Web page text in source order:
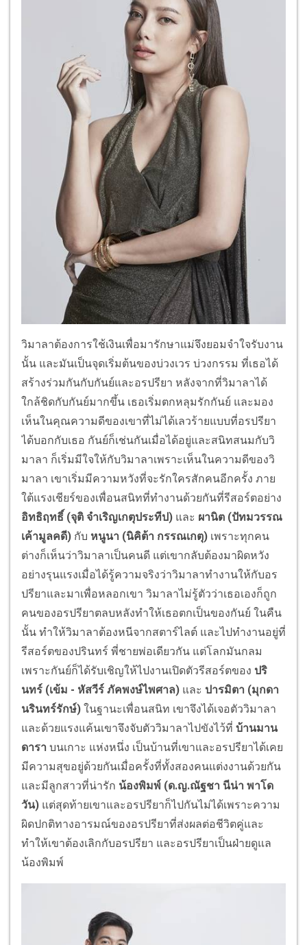
วิมาลาต้องการใช้เงินเพื่อมารักษาแม่จึงยอมจำใจรับงาน
นั้น และมันเป็นจุดเริ่มต้นของบ่วงเวร บ่วงกรรม ที่เธอได้
สร้างร่วมกันกับกันย์และอรปรียา หลังจากที่วิมาลาได้
ใกล้ชิดกับกันย์มากขึ้น เธอเริ่มตกหลุมรักกันย์ และมอง
เห็นในคุณความดีของเขาที่ไม่ได้เลวร้ายแบบที่อรปรียา
ได้บอกกับเธอ กันย์ก็เช่นกันเมื่อได้อยู่และสนิทสนมกับวิ
มาลา ก็เริ่มมีใจให้กับวิมาลาเพราะเห็นในความดีของวิ
มาลา เขาเริ่มมีความหวังที่จะรักใครสักคนอีกครั้ง ภาย
ใต้แรงเชียร์ของเพื่อนสนิทที่ทำงานด้วยกันที่รีสอร์ตอย่าง
อิทธิฤทธิ์ (จุติ จำเริญเกตุประทีป) และ ผานิต (ปัทมวรรณ
เค้ามูลคดี) กับ หนูนา (นิคิต้า กรรณเกตุ) เพราะทุกคน
ต่างก็เห็นว่าวิมาลาเป็นคนดี แต่เขากลับต้องมาผิดหวัง
อย่างรุนแรงเมื่อได้รู้ความจริงว่าวิมาลาทำงานให้กับอร
ปรียาและมาเพื่อหลอกเขา วิมาลาไม่รู้ตัวว่าเธอเองก็ถูก
คนของอรปรียาตลบหลังทำให้เธอตกเป็นของกันย์ ในคืน
นั้น ทำให้วิมาลาต้องหนีจากสตาร์ไลต์ และไปทำงานอยู่ที่
รีสอร์ตของปรินทร์ พี่ชายพ่อเดียวกัน แต่โลกมันกลม
เพราะกันย์ก็ได้รับเชิญให้ไปงานเปิดตัวรีสอร์ตของ ปริ
นทร์ (เข้ม - หัสวีร์ ภัคพงษ์ไพศาล) และ ปารมิตา (มุกดา
นรินทร์รักษ์) ในฐานะเพื่อนสนิท เขาจึงได้เจอตัววิมาลา
และด้วยแรงแค้นเขาจึงจับตัววิมาลาไปขังไว้ที่ บ้านมาน
ดารา บนเกาะ แห่งหนึ่ง เป็นบ้านที่เขาและอรปรียาได้เคย
มีความสุขอยู่ด้วยกันเมื่อครั้งที่ทั้งสองคนแต่งงานด้วยกัน
และมีลูกสาวที่น่ารัก น้องพิมพ์ (ด.ญ.ณัฐชา นีน่า พาโด
วัน) แต่สุดท้ายเขาและอรปรียาก็ไปกันไม่ได้เพราะความ
ผิดปกติทางอารมณ์ของอรปรียาที่ส่งผลต่อชีวิตคู่และ
ทำให้เขาต้องเลิกกับอรปรียา และอรปรียาเป็นฝ่ายดูแล
น้องพิมพ์